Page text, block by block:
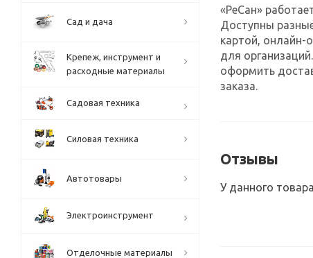
«РеСан»
Доступны
картой, онлайн-
для
оформить
заказа.
Отзывы
У данного
Сад и дача
Крепеж, инструмент и
расходные материалы
Садовая техника
Силовая техника
Автотовары
Электроинструмент
Отделочные материалы